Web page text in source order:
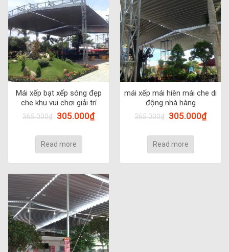
Mái xếp bạt xếp sóng đẹp
che khu vui chơi giải trí
365.000₫ 305.000₫
Read more
mái xếp mái hiên mái che di
động nhà hàng
365.000₫ 305.000₫
Read more